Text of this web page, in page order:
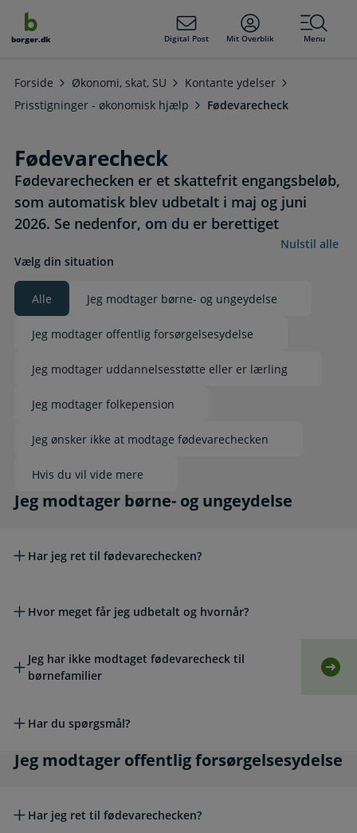
borger.dk Digital Post Mit Overblik Menu
Forside Økonomi, skat, SU
Kontante ydelser
Prisstigninger - økonomisk hjælp
Fødevarecheck
Fødevarecheck
Fødevarechecken er et skattefrit engangsbeløb,
som automatisk blev udbetalt i maj og juni
2026. Se nedenfor, om du er berettiget
Nulstil alle
Vælg din situation
Alle
Valgt
Jeg modtager børne- og ungeydelse
Jeg modtager offentlig forsørgelsesydelse
Jeg modtager uddannelsesstøtte eller er lærling
Jeg modtager folkepension
Jeg ønsker ikke at modtage fødevarechecken
Hvis du vil vide mere
Jeg modtager børne- og ungeydelse
Jeg modtager børne- og ungeydelse
Har jeg ret til fødevarechecken?
Hvor meget får jeg udbetalt og hvornår?
Jeg har ikke modtaget fødevarecheck til
børnefamilier
Har du spørgsmål?
Jeg modtager offentlig forsørgelsesydelse
Jeg modtager offentlig forsørgelsesydelse
Har jeg ret til fødevarechecken?